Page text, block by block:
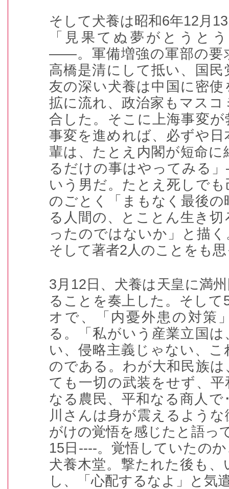
そして犬養は昭和6年12月 13
「見果てぬ夢がとうと
――。軍備増強の軍部の要
高橋是清にして抵い、国
友の深い犬養は中国に密
拡に流れ、政治家もマス
合した。そこに上海事変
事変を進めれば、必ずや
輩は、たとえ内閣が短命
るだけの事はやってみる
いう男だ。たとえ死しで
のごとく「まもなく最後
る人間の、とことん生き
ったのではないか」と描
そして著者2人のことをも
3月 12日、犬養は天皇に満
ることを奏上した。そして
オで、「内憂外患の対策
る。「私がいう産業立国
い、侵略主義じゃない、
のである。わが大和民族
ても一切の武装をせず、
なる農民、平和なる商人で
川さんは身が震えるよう
がけの覚悟を感じたと語っ
15日----。覚悟していたの
犬養木堂。撃たれた後も
し、「心配するなよ」と気